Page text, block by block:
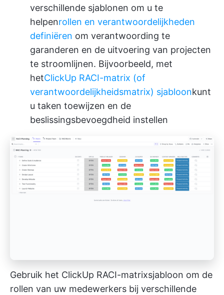
verschillende sjablonen om u te
helpenrollen en verantwoordelijkheden
definiëren om verantwoording te
garanderen en de uitvoering van projecten
te stroomlijnen. Bijvoorbeeld, met
hetClickUp RACI-matrix (of
verantwoordelijkheidsmatrix) sjabloonkunt
u taken toewijzen en de
beslissingsbevoegdheid instellen
Gebruik het ClickUp RACI-matrixsjabloon om de
rollen van uw medewerkers bij verschillende